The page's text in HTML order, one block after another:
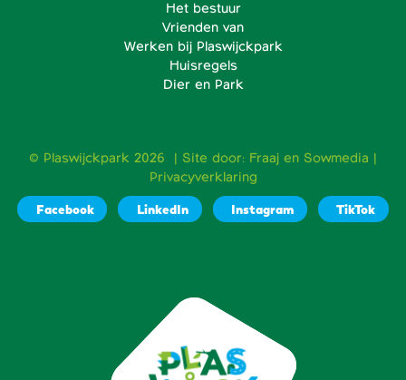
Het bestuur
Vrienden van
Werken bij Plaswijckpark
Huisregels
Dier en Park
© Plaswijckpark 2026 | Site door: Fraaj en Sowmedia |
Privacyverklaring
Facebook
LinkedIn Instagram TikTok